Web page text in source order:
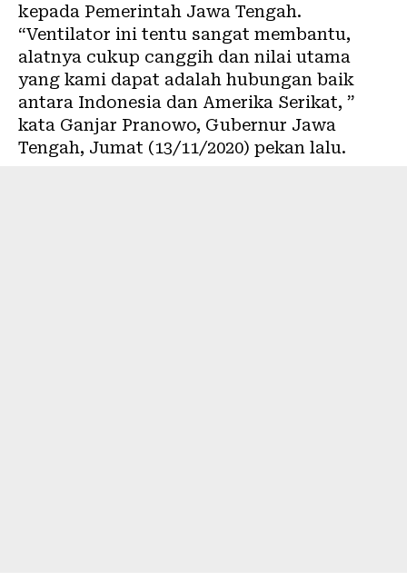
kepada Pemerintah Jawa Tengah.
“Ventilator ini tentu sangat membantu,
alatnya cukup canggih dan nilai utama
yang kami dapat adalah hubungan baik
antara Indonesia dan Amerika Serikat, ”
kata Ganjar Pranowo, Gubernur Jawa
Tengah, Jumat (13/11/2020) pekan lalu.